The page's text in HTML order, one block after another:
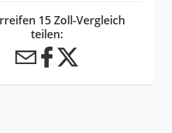
15 Zoll-Vergleich
teilen: